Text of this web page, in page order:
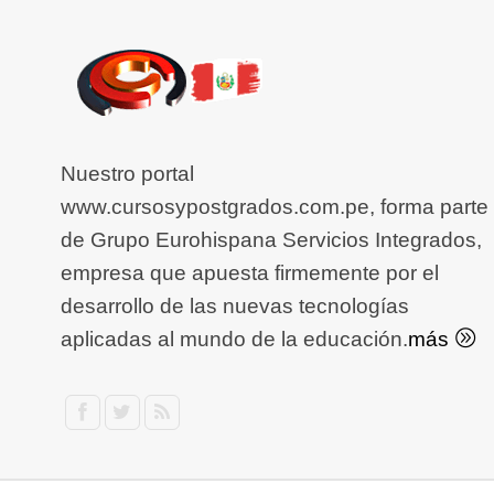
Nuestro portal
www.cursosypostgrados.com.pe, forma parte
de Grupo Eurohispana Servicios Integrados,
empresa que apuesta firmemente por el
desarrollo de las nuevas tecnologías
aplicadas al mundo de la educación.más